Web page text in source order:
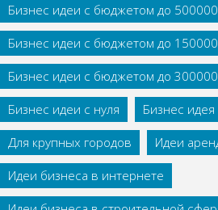
Бизнес идеи с бюджетом до
Бизнес идеи с бюджетом до
Бизнес идеи с бюджетом до
Бизнес идеи с нуля
Бизнес идея
Для крупных городов
Идеи
Идеи бизнеса в интернете